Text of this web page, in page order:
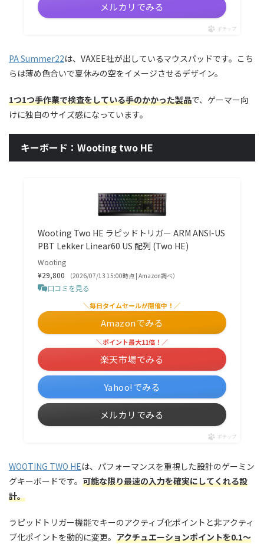
メルカリでみる
ポチップ
PA Summer22は、VAXEE社が出しているマウスパッドです。こち
らは薄め色合いで夏休みの空をイメージさせるデザイン。
1つ1つ手作業で検査をしている手のかかった製品で、ゲーマー向
けに独自のサイズ感になっています。
キーボード：Wooting two HE
Wooting Two HE ラピッドトリガー ARM ANSI-US
PBT Lekker Linear60 US 配列 (Two HE)
Wooting
¥29,800
（2026/07/13 15:00時点 | Amazon調べ）
口コミを見る
＼毎日タイムセールが開催中！／
Amazonでみる
＼ポイント最大11倍！／
楽天市場でみる
Yahoo!でみる
メルカリでみる
ポチップ
WOOTING TWO HEは、パフォーマンスを重視した設計のゲーミン
グキーボードです。 可能な限り最速の入力を確実にしてくれる設
計。
ラピッドトリガー機能でキーのアクティブ化ポイントと非アクティ
ブ化ポイントを動的に変更。 アクチュエーションポイントを0.1～